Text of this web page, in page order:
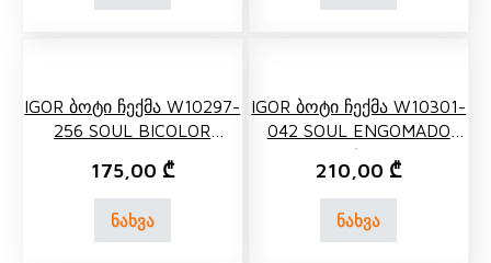
IGOR Ბოტი Ჩექმა W10297-
256 SOUL BICOLOR
175,00 ₾
ნახვა
IGOR Ბოტი Ჩექმა W10301-
042 SOUL ENGOMADO
KAKI/KHAKI
210,00 ₾
ნახვა